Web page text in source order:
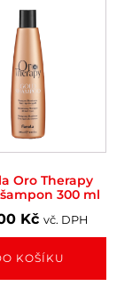
Oro Therapy
300 ml
Kč vč. DPH
KOŠÍKU